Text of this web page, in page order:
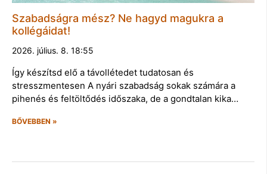
Szabadságra mész? Ne hagyd magukra a
kollégáidat!
2026. július. 8. 18:55
Így készítsd elő a távollétedet tudatosan és
stresszmentesen A nyári szabadság sokak számára a
pihenés és feltöltődés időszaka, de a gondtalan kika…
BŐVEBBEN »